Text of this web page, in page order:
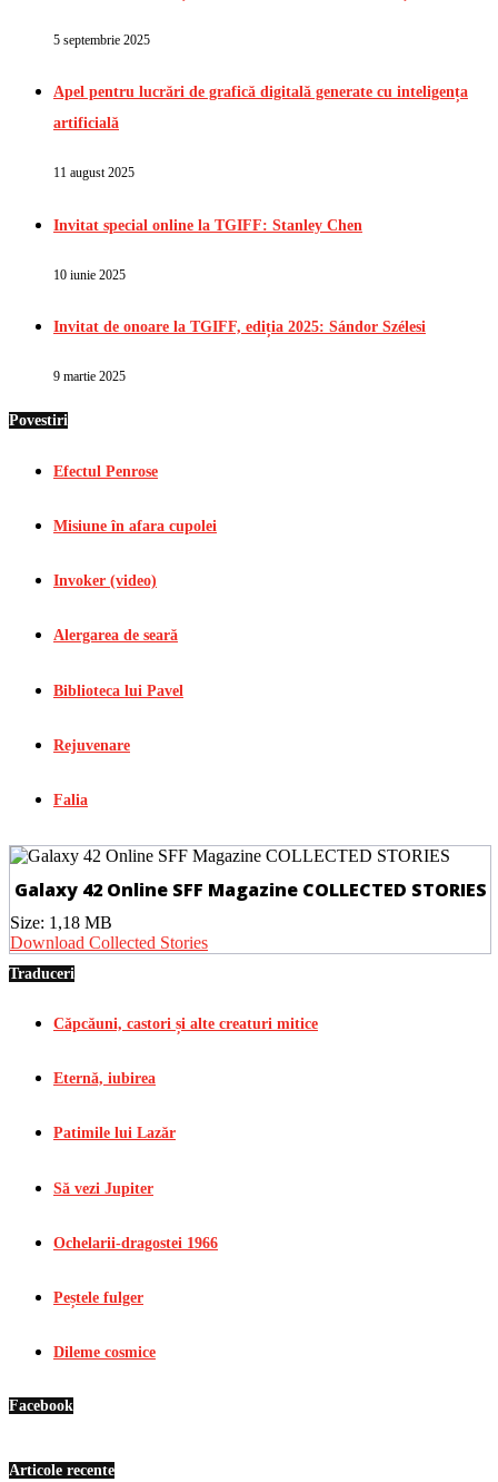
5 septembrie 2025
Apel pentru lucrări de grafică digitală generate cu inteligența
artificială
11 august 2025
Invitat special online la TGIFF: Stanley Chen
10 iunie 2025
Invitat de onoare la TGIFF, ediția 2025: Sándor Szélesi
9 martie 2025
Povestiri
Efectul Penrose
Misiune în afara cupolei
Invoker (video)
Alergarea de seară
Biblioteca lui Pavel
Rejuvenare
Falia
Galaxy 42 Online SFF Magazine COLLECTED STORIES
Size: 1,18 MB
Download Collected Stories
Traduceri
Căpcăuni, castori și alte creaturi mitice
Eternă, iubirea
Patimile lui Lazăr
Să vezi Jupiter
Ochelarii-dragostei 1966
Peștele fulger
Dileme cosmice
Facebook
Articole recente